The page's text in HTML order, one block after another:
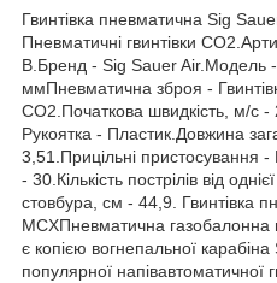
Гвинтівка пневматична Sig
Пневматичні гвинтівки
B.Бренд - Sig Sauer Air.Модель
ммПневматична зброя -
CO2.Початкова швидкість, м/с
Рукоятка - Пластик.Довжина
3,51.Прицільні пристосування -
- 30.Кількість пострілів від
стовбура, см - 44,9. Гвинтівка
MCXПневматична газобалонна
є копією вогнепальної
популярної напівавтоматичної